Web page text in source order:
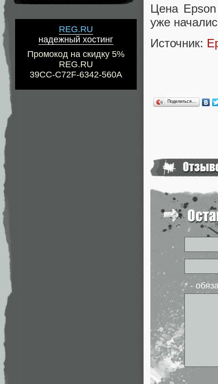
REG.RU
надежный хостинг
Промокод на скидку 5%
REG.RU
39CC-C72F-6342-560A
Цена
уже
Источник:
Поделиться…
* -